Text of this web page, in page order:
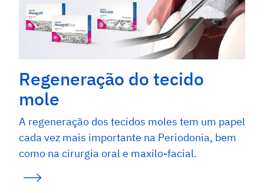
Regeneração do tecido
mole
A regeneração dos tecidos moles tem um papel
cada vez mais importante na Periodonia, bem
como na cirurgia oral e maxilo-facial.